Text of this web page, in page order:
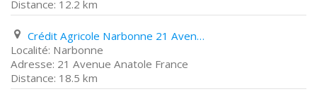
12.2 km
Crédit Agricole Narbonne 21 Avenue Anatole France
Narbonne
21 Avenue Anatole France
18.5 km